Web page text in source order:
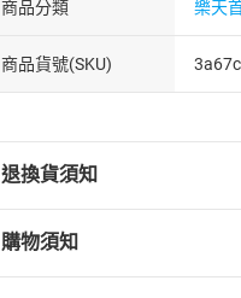
商品分類 樂天
商品貨號(SKU)
退換貨須知
退換貨規定：
(一)依消費者保護法第
購物須知